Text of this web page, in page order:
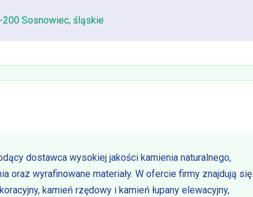
Sosnowiec, śląskie
dostawca wysokiej jakości kamienia naturalnego,
oraz wyrafinowane materiały. W ofercie firmy znajdują się
kamień rzędowy i kamień łupany elewacyjny,